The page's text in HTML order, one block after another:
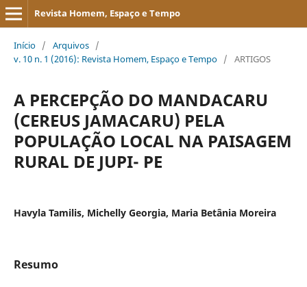
Revista Homem, Espaço e Tempo
Início / Arquivos /
v. 10 n. 1 (2016): Revista Homem, Espaço e Tempo / ARTIGOS
A PERCEPÇÃO DO MANDACARU
(CEREUS JAMACARU) PELA
POPULAÇÃO LOCAL NA PAISAGEM
RURAL DE JUPI- PE
Havyla Tamilis, Michelly Georgia, Maria Betânia Moreira
Resumo